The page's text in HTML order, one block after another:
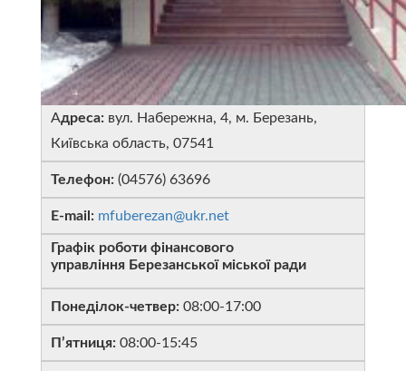
Адреса: вул. Набережна, 4, м. Березань,
Київська область, 07541
Телефон: (04576) 63696
Е-mail: mfuberezan@ukr.net
Графік роботи фінансового
управління Березанської міської ради
Понеділок-четвер: 08:00-17:00
П’ятниця: 08:00-15:45